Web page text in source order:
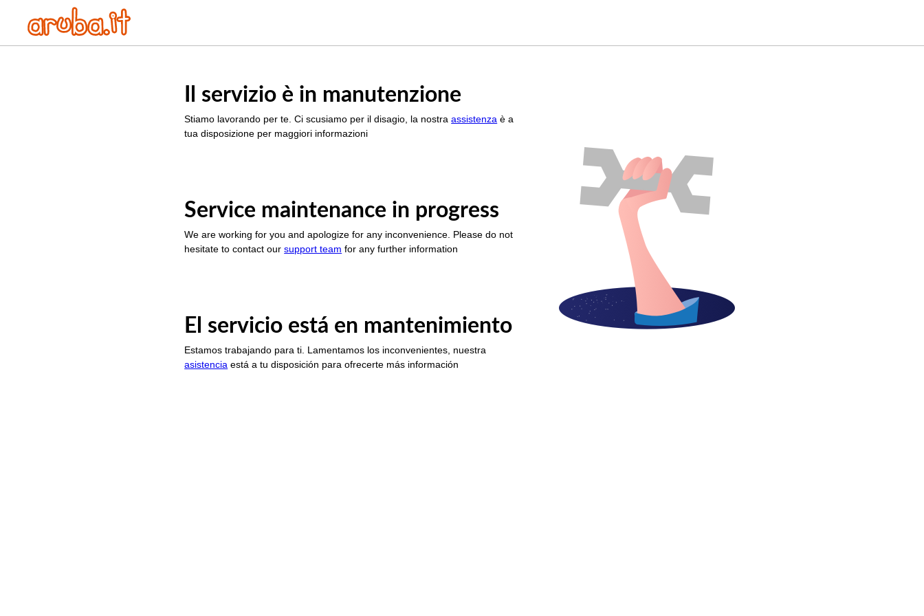
Il servizio è in manutenzione
Stiamo lavorando per te. Ci scusiamo per il disagio, la nostraassistenza è a
tua disposizione per maggiori informazioni
Service maintenance in progress
We are working for you and apologize for any inconvenience. Please do not
hesitate to contact oursupport team for any further information
El servicio está en mantenimiento
Estamos trabajando para ti. Lamentamos los inconvenientes, nuestra
asistencia está a tu disposición para ofrecerte más información